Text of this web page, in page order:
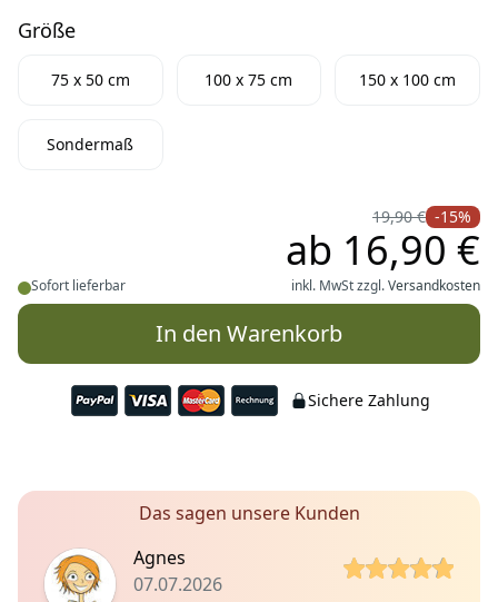
Größe
75 x 50 cm 100 x 75 cm 150 x 100 cm
Sondermaß
Sofort lieferbar
19,90 € -15%
ab 16,90 €
inkl. MwSt zzgl.Versandkosten
In den Warenkorb
Sichere Zahlung
Das sagen unsere Kunden
Agnes
07.07.2026
5 von 5 Sterne